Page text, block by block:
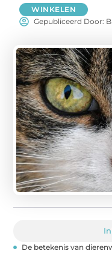
WINKELEN
Gepubliceerd Door:
De betekenis van